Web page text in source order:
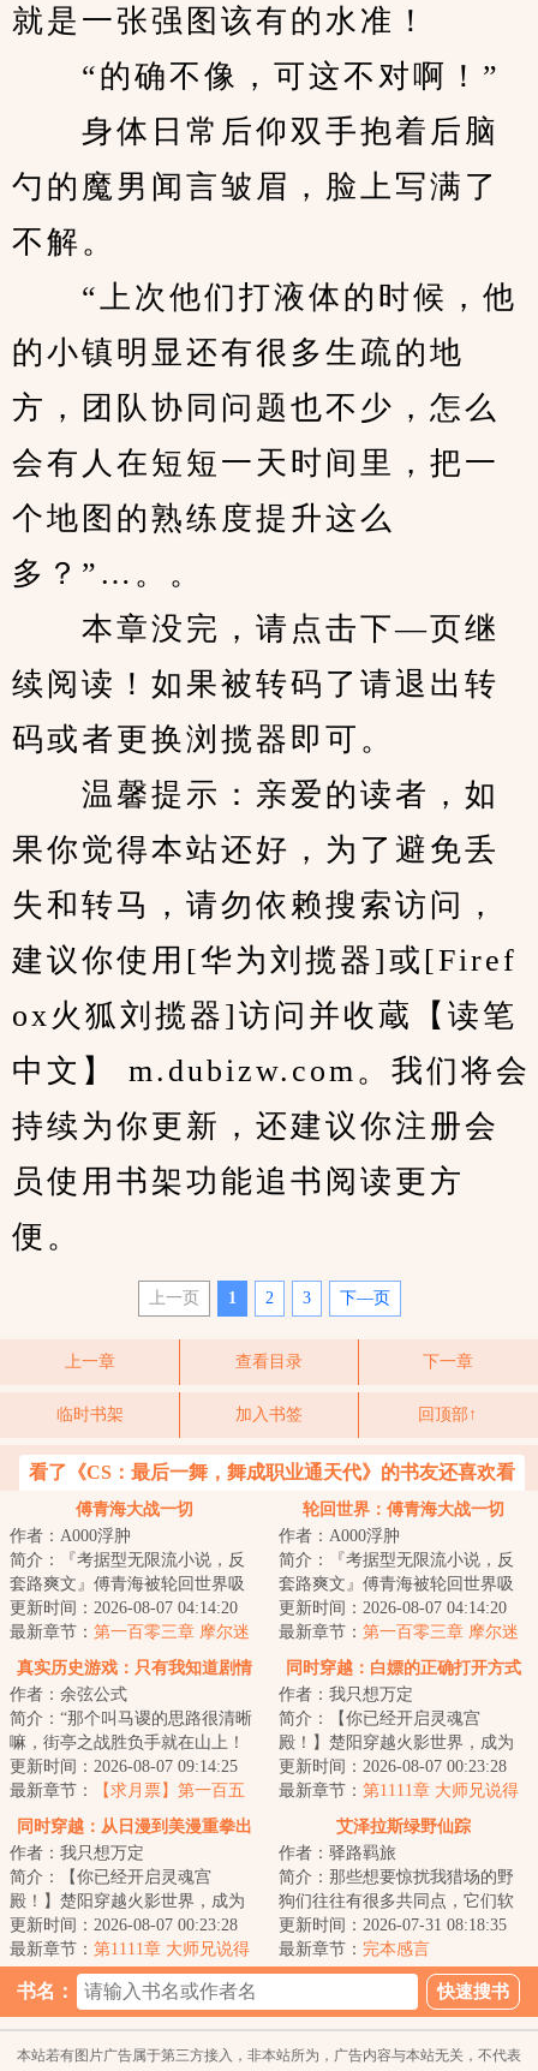
就是一张强图该有的水准！
“的确不像，可这不对啊！”
身体日常后仰双手抱着后脑
勺的魔男闻言皱眉，脸上写满了
不解。
“上次他们打液体的时候，他
的小镇明显还有很多生疏的地
方，团队协同问题也不少，怎么
会有人在短短一天时间里，把一
个地图的熟练度提升这么
多？”…。。
本章没完，请点击下—页继
续阅读！如果被转码了请退出转
码或者更换浏揽器即可。
温馨提示：亲爱的读者，如
果你觉得本站还好，为了避免丢
失和转马，请勿依赖搜索访问，
建议你使用[华为刘揽器]或[Firef
ox火狐刘揽器]访问并收蔵【读笔
中文】 m.dubizw.com。我们将会
持续为你更新，还建议你注册会
员使用书架功能追书阅读更方
便。
上一页 1 2 3 下—页
上一章 查看目录 下一章
临时书架 加入书签 回顶部↑
看了《CS：最后一舞，舞成职业通天代》的书友还喜欢看
傅青海大战一切
作者：A000浮肿
简介：『考据型无限流小说，反
套路爽文』傅青海被轮回世界吸
入了，当他目睹了异形大战食死
徒、绝地武士大...
更新时间：2026-08-07 04:14:20
最新章节： 第一百零三章 摩尔迷
踪
轮回世界：傅青海大战一切
作者：A000浮肿
简介：『考据型无限流小说，反
套路爽文』傅青海被轮回世界吸
入了，当他目睹了异形大战食死
徒、绝地武士大...
更新时间：2026-08-07 04:14:20
最新章节： 第一百零三章 摩尔迷
踪
真实历史游戏：只有我知道剧情
作者：余弦公式
简介：“那个叫马谡的思路很清晰
嘛，街亭之战胜负手就在山上！
连山都不敢占的，都是庸才，根
本不足为虑！...
更新时间：2026-08-07 09:14:25
最新章节：
【求月票】第一百五
十章 蜀汉第一神匠的下落
同时穿越：白嫖的正确打开方式
作者：我只想万定
简介：【你已经开启灵魂宫
殿！】楚阳穿越火影世界，成为
千手一族一员，但似乎穿越的有
点早，穿越忍村都还...
更新时间：2026-08-07 00:23:28
最新章节： 第1111章 大师兄说得
同时穿越：从日漫到美漫重拳出
击
作者：我只想万定
简介：【你已经开启灵魂宫
殿！】楚阳穿越火影世界，成为
千手一族一员，但似乎穿越的有
点早，穿越忍村都还...
更新时间：2026-08-07 00:23:28
最新章节： 第1111章 大师兄说得
艾泽拉斯绿野仙踪
作者：驿路羁旅
简介：那些想要惊扰我猎场的野
狗们往往有很多共同点，它们软
弱、鲁莽、怯懦...甚至不好吃，可
在大自然的...
更新时间：2026-07-31 08:18:35
最新章节： 完本感言
书名：
本站若有图片广告属于第三方接入，非本站所为，广告内容与本站无关，不代表